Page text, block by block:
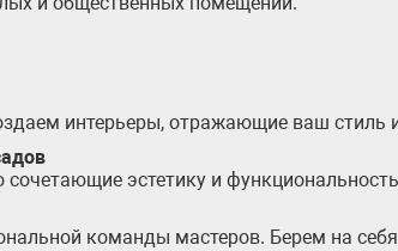
интерьеры, отражающие ваш стиль
эстетику и
команды мастеров. Берем на